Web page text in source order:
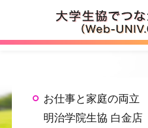
お仕事と家庭の両立
明治学院生協 白金